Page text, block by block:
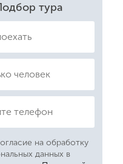
тура
на обработку
данных в